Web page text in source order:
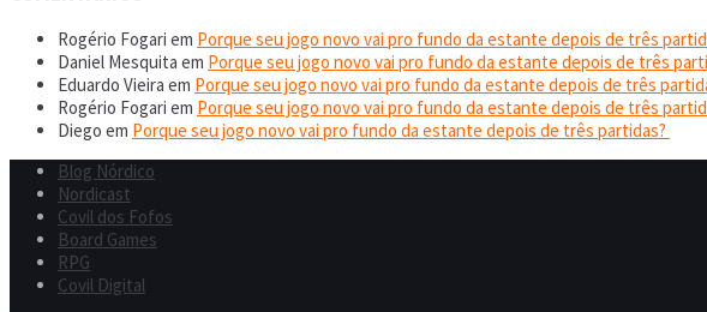
Rogério Fogari em Porque seu jogo novo vai pro fundo da estante depois de três
Daniel Mesquita em Porque seu jogo novo vai pro fundo da estante depois de três
Eduardo Vieira em Porque seu jogo novo vai pro fundo da estante depois de três
Rogério Fogari em Porque seu jogo novo vai pro fundo da estante depois de três
Diego em Porque seu jogo novo vai pro fundo da estante depois de três partidas?
Blog Nórdico
Nordicast
Covil dos Fofos
Board Games
RPG
Covil Digital